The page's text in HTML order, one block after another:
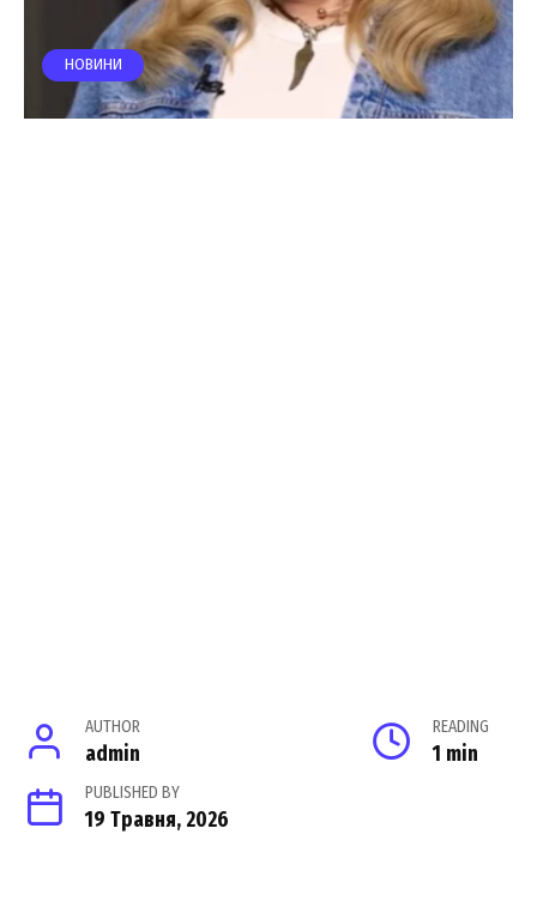
НОВИНИ
AUTHOR
admin
READING
1 min
PUBLISHED BY
19 Травня, 2026